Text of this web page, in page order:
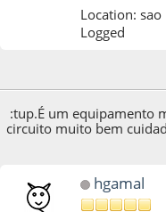
Location:
Logged
:tup.É um equipamento
circuito muito bem
hgamal